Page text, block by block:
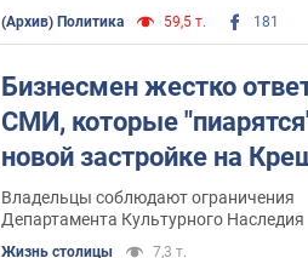
(Архив) Политика 59,5 т. 181
Бизнесмен жестко
СМИ, которые
новой застройке на
Владельцы соблюдают ограничения
Департамента Культурного Наследия
Жизнь столицы 7,3 т.